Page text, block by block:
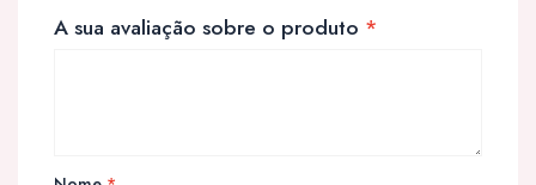
A sua avaliação sobre o produto *